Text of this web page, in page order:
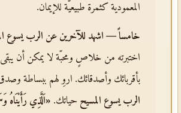
المعمودية كثمرة طبيعيّة للإيمان.
خامساً — اشهد للآخرين عن الرب يسوع
اختبرته من خلاصٍ ومحبّة لا يمكن أن يبقى
بأقربائك وأصدقائك. اروِ لهم ببساطة
الرب يسوع المسيح حياتك. «اَلَّذِي رَأَيْنَاهُ